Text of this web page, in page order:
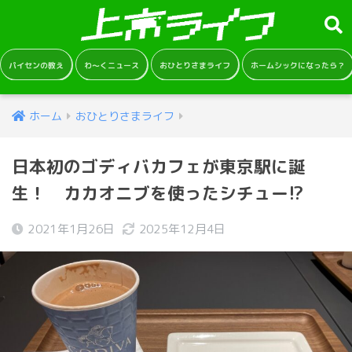
パイセンの教え わ～くニュース おひとりさまライフ ホームシックになったら？
ホーム おひとりさまライフ
日本初のゴディバカフェが東京駅に誕
生！ カカオニブを使ったシチュー!?
2021年1月26日 2025年12月4日